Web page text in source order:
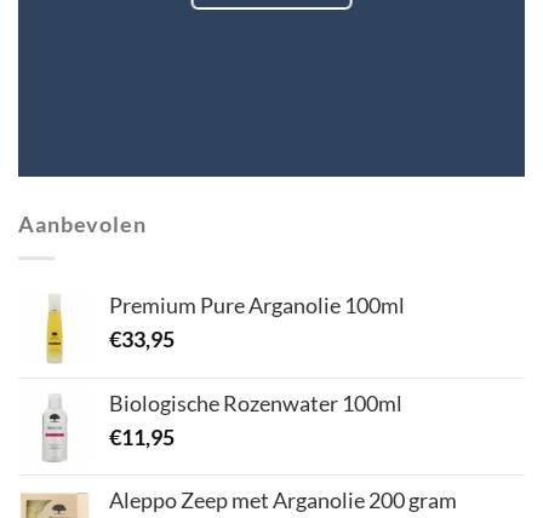
Aanbevolen
Premium Pure Arganolie 100ml
€33,95
Biologische Rozenwater 100ml
€11,95
Aleppo Zeep met Arganolie 200 gram